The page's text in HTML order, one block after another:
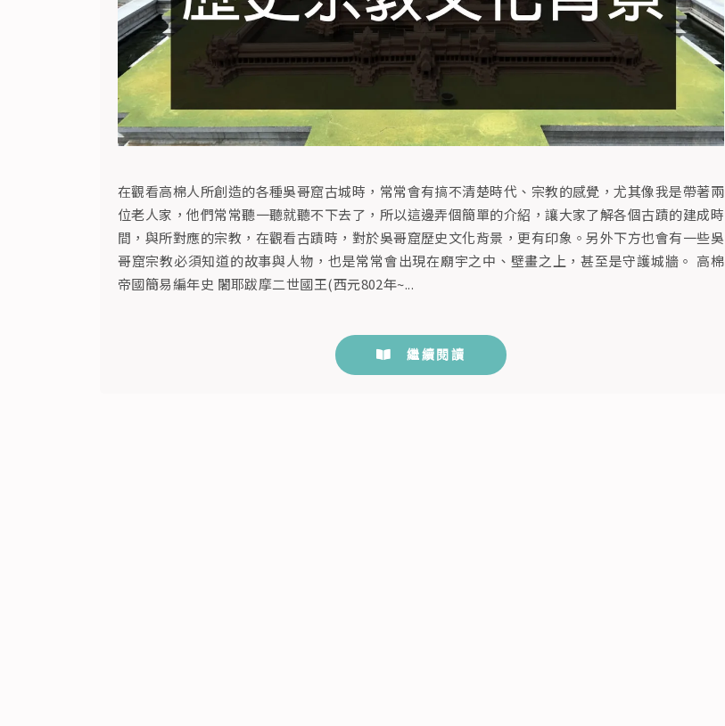
在觀看高棉人所創造的各種吳哥窟古城時，常常會有搞不清楚時代、宗教的感覺，尤其像我是帶著兩
位老人家，他們常常聽一聽就聽不下去了，所以這邊弄個簡單的介紹，讓大家了解各個古蹟的建成時
間，與所對應的宗教，在觀看古蹟時，對於吳哥窟歷史文化背景，更有印象。另外下方也會有一些吳
哥窟宗教必須知道的故事與人物，也是常常會出現在廟宇之中、壁畫之上，甚至是守護城牆。 高棉
帝國簡易編年史 闍耶跋摩二世國王(西元802年~...
繼續閱讀